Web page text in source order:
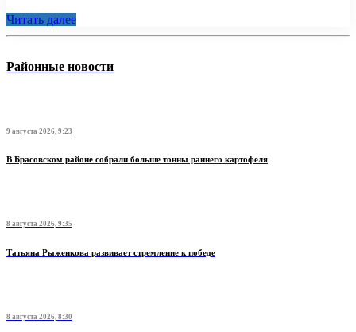
Читать далее
Районные новости
9 августа 2026, 9:23
В Брасовском районе собрали больше тонны раннего картофеля
8 августа 2026, 9:35
Татьяна Рыженкова развивает стремление к победе
8 августа 2026, 8:30